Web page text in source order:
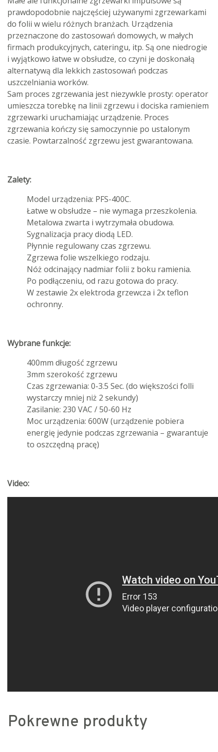
prawdopodobnie najczęściej używanymi zgrzewarkami
do folii w wielu różnych branżach. Urządzenia
przeznaczone do zastosowań domowych, w małych
firmach produkcyjnych, cateringu, itp. Są one niedrogie
i wyjątkowo łatwe w obsłudze, co czyni je doskonałą
alternatywą dla lekkich zastosowań podczas
uszczelniania worków.
Sam proces zgrzewania jest niezywkle prosty: operator
umieszcza torebkę na linii zgrzewu i dociska ramieniem
zgrzewarki uruchamiając urządzenie. Proces
zgrzewania kończy się samoczynnie po ustalonym
czasie. Powtarzalność zgrzewu jest gwarantowana.
Zalety:
Model urządzenia: PFS-400C.
Łatwe w obsłudze – nie wymaga przeszkolenia.
Metalowa zwarta i wytrzymała obudowa.
Sygnalizacja pracy diodą LED.
Płynnie regulowany czas zgrzewu.
Zgrzewa folie wszelkiego rodzaju.
Nóż odcinający nadmiar folii z boku ramienia.
Po podłączeniu, od razu gotowa do pracy.
W zestawie 2x elektroda grzewcza i 2x teflon
ochronny.
Wybrane funkcje:
400mm długość zgrzewu
3mm szerokość zgrzewu
Czas zgrzewania: 0-3.5 Sec. (do większości folli
wystarczy mniej niż 2 sekundy)
Zasilanie: 230 VAC / 50-60 Hz
Moc urządzenia: 600W (urządzenie pobiera
energię jedynie podczas zgrzewania – gwarantuje
to oszczędną pracę)
Video:
Pokrewne produkty